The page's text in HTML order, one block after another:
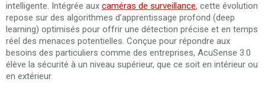
intelligente. Intégrée aux caméras de surveillance, cette évolution
repose sur des algorithmes d’apprentissage profond (deep
learning) optimisés pour offrir une détection précise et en temps
réel des menaces potentielles. Conçue pour répondre aux
besoins des particuliers comme des entreprises, AcuSense 3.0
élève la sécurité à un niveau supérieur, que ce soit en intérieur ou
en extérieur.